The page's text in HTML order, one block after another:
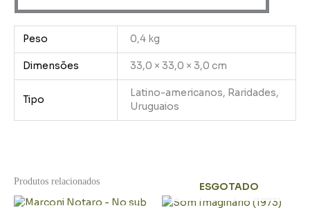
Peso 0,4 kg
Dimensões 33,0 × 33,0 × 3,0 cm
Tipo
Latino-americanos, Raridades,
Uruguaios
Produtos relacionados ESGOTADO